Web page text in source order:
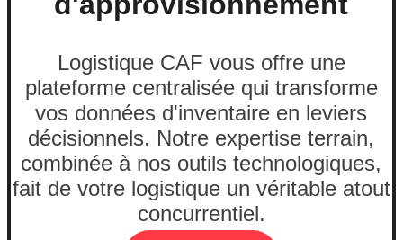
Logistique CAF vous offre une
plateforme centralisée qui transforme
vos données d'inventaire en leviers
décisionnels. Notre expertise terrain,
combinée à nos outils technologiques,
fait de votre logistique un véritable atout
concurrentiel.